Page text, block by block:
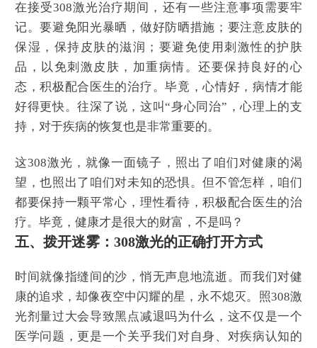
在接受308激光治疗期间，还有一些注意事项需要牢
记。要避免阳光暴晒，做好防晒措施；要注意皮肤的
保湿，保持皮肤的滋润；要避免使用刺激性的护肤
品，以免刺激皮肤，加重病情。还要保持良好的心
态，积极配合医生的治疗。毕竟，心情好，病情才能
好得更快。往深了说，这叫“身心同治”，心理上的支
持，对于疾病的恢复也是非常重要的。
这308激光，就像一面镜子，照出了咱们对健康的渴
望，也照出了咱们对未知的恐惧。但不管怎样，咱们
都要保持一颗平常心，理性看待，积极配合医生的治
疗。毕竟，健康才是很大的财富，不是吗？
五、拨开迷雾：308激光的正确打开方式
时间就像指缝间的沙，悄无声息地流逝。而我们对健
康的追求，却像夜空中闪耀的星，永不熄灭。照308激
光剂量过大会导致黑点减退吗为什么，这不仅是一个
医学问题，更是一个关乎我们对自身、对疾病认知的